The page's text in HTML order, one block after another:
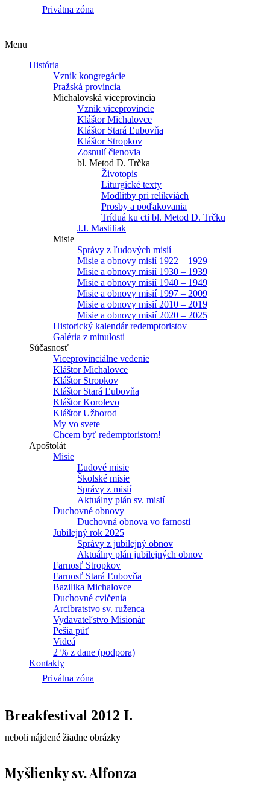
Privátna zóna
Menu
História
Vznik kongregácie
Pražská provincia
Michalovská viceprovincia
Vznik viceprovincie
Kláštor Michalovce
Kláštor Stará Ľubovňa
Kláštor Stropkov
Zosnulí členovia
bl. Metod D. Trčka
Životopis
Liturgické texty
Modlitby pri relikviách
Prosby a poďakovania
Tríduá ku cti bl. Metod D. Trčku
J.I. Mastiliak
Misie
Správy z ľudových misií
Misie a obnovy misií 1922 – 1929
Misie a obnovy misií 1930 – 1939
Misie a obnovy misií 1940 – 1949
Misie a obnovy misií 1997 – 2009
Misie a obnovy misií 2010 – 2019
Misie a obnovy misií 2020 – 2025
Historický kalendár redemptoristov
Galéria z minulosti
Súčasnosť
Viceprovinciálne vedenie
Kláštor Michalovce
Kláštor Stropkov
Kláštor Stará Ľubovňa
Kláštor Korolevo
Kláštor Užhorod
My vo svete
Chcem byť redemptoristom!
Apoštolát
Misie
Ľudové misie
Školské misie
Správy z misií
Aktuálny plán sv. misií
Duchovné obnovy
Duchovná obnova vo farnosti
Jubilejný rok 2025
Správy z jubilejný obnov
Aktuálny plán jubilejných obnov
Farnosť Stropkov
Farnosť Stará Ľubovňa
Bazilika Michalovce
Duchovné cvičenia
Arcibratstvo sv. ruženca
Vydavateľstvo Misionár
Pešia púť
Videá
2 % z dane (podpora)
Kontakty
Privátna zóna
Breakfestival 2012 I.
neboli nájdené žiadne obrázky
Myšlienky sv. Alfonza